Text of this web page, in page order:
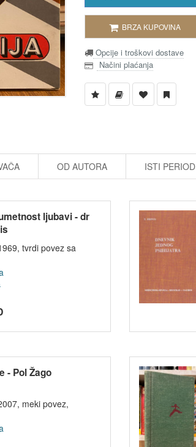
BRZA KUPOVINA
Opcije i troškovi dostave
Načini plaćanja
OD AUTORA ISTI PERIOD
ljubavi - dr
tvrdi povez sa
- Pol Žago
meki povez,